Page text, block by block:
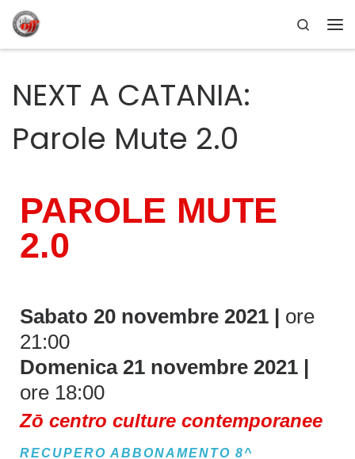
Passa al contenuto Search
NEXT A CATANIA:
Parole Mute 2.0
PAROLE MUTE
2.0
Sabato 20 novembre 2021
ore
21:00
Domenica 21 novembre 2021 |
ore 18:00
Zō centro culture contemporanee
RECUPERO ABBONAMENTO 8^